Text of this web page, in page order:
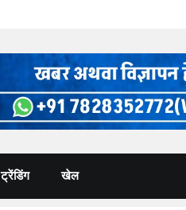
ट्रेंडिंग खेल